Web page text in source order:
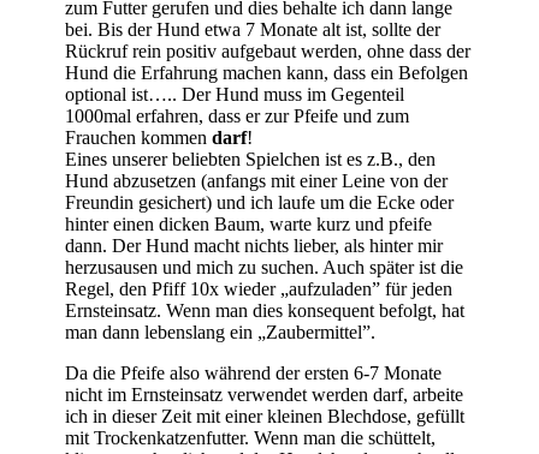
zum Futter gerufen und dies behalte ich dann lange
bei. Bis der Hund etwa 7 Monate alt ist, sollte der
Rückruf rein positiv aufgebaut werden, ohne dass der
Hund die Erfahrung machen kann, dass ein Befolgen
optional ist….. Der Hund muss im Gegenteil
1000mal erfahren, dass er zur Pfeife und zum
Frauchen kommen darf!
Eines unserer beliebten Spielchen ist es z.B., den
Hund abzusetzen (anfangs mit einer Leine von der
Freundin gesichert) und ich laufe um die Ecke oder
hinter einen dicken Baum, warte kurz und pfeife
dann. Der Hund macht nichts lieber, als hinter mir
herzusausen und mich zu suchen. Auch später ist die
Regel, den Pfiff 10x wieder „aufzuladen” für jeden
Ernsteinsatz. Wenn man dies konsequent befolgt, hat
man dann lebenslang ein „Zaubermittel”.
Da die Pfeife also während der ersten 6-7 Monate
nicht im Ernsteinsatz verwendet werden darf, arbeite
ich in dieser Zeit mit einer kleinen Blechdose, gefüllt
mit Trockenkatzenfutter. Wenn man die schüttelt,